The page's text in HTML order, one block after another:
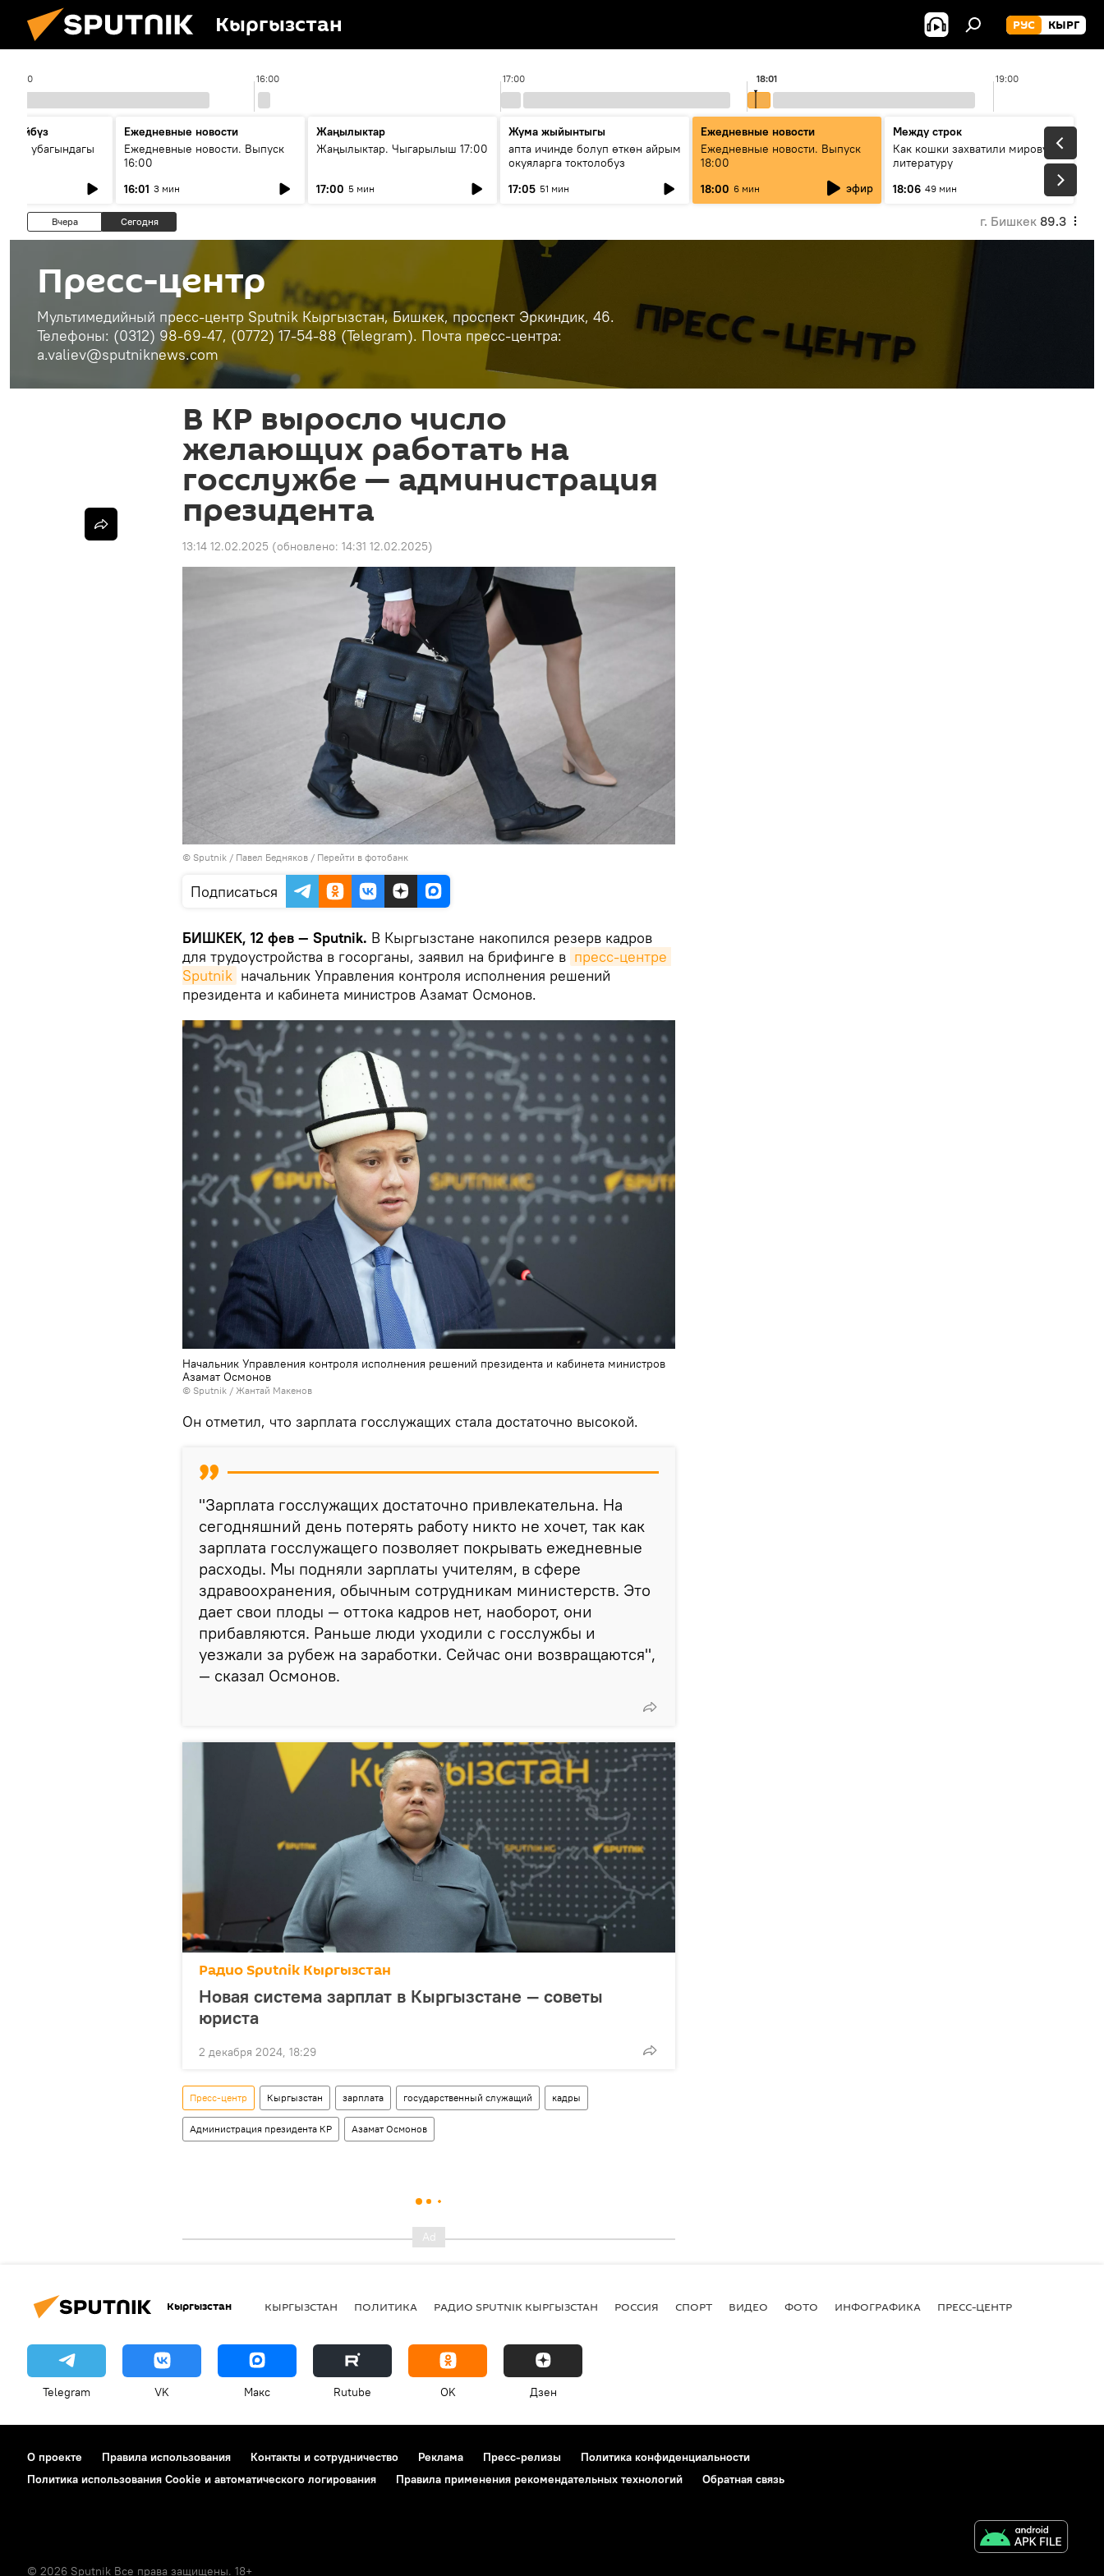
Кыргызстан РУС КЫРГ
15:00 16:00 17:00 19:00
18:01
өз убагындагы
Ежедневные новости
Ежедневные новости. Выпуск
16:00
16:01 3 мин
Жаңылыктар
Жаңылыктар. Чыгарылыш 17:00
17:00 5 мин
Жума жыйынтыгы
апта ичинде болуп өткөн айрым
окуяларга токтолобуз
17:05 51 мин
Ежедневные новости
Ежедневные новости. Выпуск
18:00
18:00 6 мин эфир
Между строк
Как кошки захватили мировую
литературу
18:06 49 мин
Вчера Сегодня г. Бишкек 89.3
Пресс-центр
Мультимедийный пресс-центр Sputnik Кыргызстан, Бишкек, проспект Эркиндик, 46.
Телефоны: (0312) 98-69-47, (0772) 17-54-88 (Telegram). Почта пресс-центра:
a.valiev@sputniknews.com
В КР выросло число
желающих работать на
госслужбе — администрация
президента
13:14 12.02.2025 (обновлено: 14:31 12.02.2025)
© Sputnik / Павел Бедняков / Перейти в фотобанк
Подписаться
БИШКЕК, 12 фев — Sputnik. В Кыргызстане накопился резерв кадров
для трудоустройства в госорганы, заявил на брифинге в пресс-центре
Sputnik начальник Управления контроля исполнения решений
президента и кабинета министров Азамат Осмонов.
Начальник Управления контроля исполнения решений президента и кабинета министров
Азамат Осмонов
© Sputnik / Жантай Макенов
Он отметил, что зарплата госслужащих стала достаточно высокой.
"Зарплата госслужащих достаточно привлекательна. На
сегодняшний день потерять работу никто не хочет, так как
зарплата госслужащего позволяет покрывать ежедневные
расходы. Мы подняли зарплаты учителям, в сфере
здравоохранения, обычным сотрудникам министерств. Это
дает свои плоды — оттока кадров нет, наоборот, они
прибавляются. Раньше люди уходили с госслужбы и
уезжали за рубеж на заработки. Сейчас они возвращаются",
— сказал Осмонов.
Радио Sputnik Кыргызстан
Новая система зарплат в Кыргызстане — советы
юриста
2 декабря 2024, 18:29
Пресс-центр Кыргызстан зарплата государственный служащий кадры
Администрация президента КР Азамат Осмонов
Кыргызстан КЫРГЫЗСТАН ПОЛИТИКА РАДИО SPUTNIK КЫРГЫЗСТАН РОССИЯ СПОРТ ВИДЕО ФОТО ИНФОГРАФИКА ПРЕСС-ЦЕНТР
Telegram VK Макс Rutube OK Дзен
О проекте Правила использования Контакты и сотрудничество Реклама Пресс-релизы
Политика конфиденциальности
Политика использования Cookie и автоматического логирования
Правила применения рекомендательных технологий Обратная связь
© 2026 Sputnik Все права защищены. 18+